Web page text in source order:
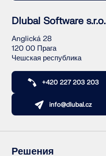
Dlubal Software s.r.o.
Anglická 28
120 00 Прага
Чешская республика
+420 227 203 203
info@dlubal.cz
Решения